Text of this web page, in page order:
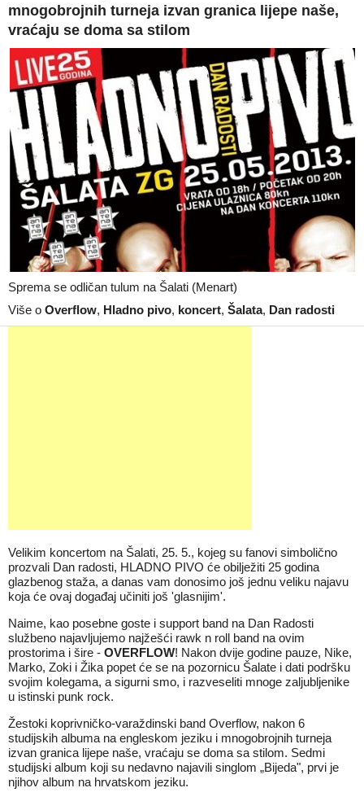
mnogobrojnih turneja izvan granica lijepe naše,
vraćaju se doma sa stilom
Sprema se odličan tulum na Šalati (Menart)
Više o Overflow, Hladno pivo, koncert, Šalata, Dan radosti
Velikim koncertom na Šalati, 25. 5., kojeg su fanovi simbolično
prozvali Dan radosti, HLADNO PIVO će obilježiti 25 godina
glazbenog staža, a danas vam donosimo još jednu veliku najavu
koja će ovaj događaj učiniti još 'glasnijim'.
Naime, kao posebne goste i support band na Dan Radosti
službeno najavljujemo najžešći rawk n roll band na ovim
prostorima i šire - OVERFLOW! Nakon dvije godine pauze, Nike,
Marko, Zoki i Žika popet će se na pozornicu Šalate i dati podršku
svojim kolegama, a sigurni smo, i razveseliti mnoge zaljubljenike
u istinski punk rock.
Žestoki koprivničko-varaždinski band Overflow, nakon 6
studijskih albuma na engleskom jeziku i mnogobrojnih turneja
izvan granica lijepe naše, vraćaju se doma sa stilom. Sedmi
studijski album koji su nedavno najavili singlom „Bijeda", prvi je
njihov album na hrvatskom jeziku.